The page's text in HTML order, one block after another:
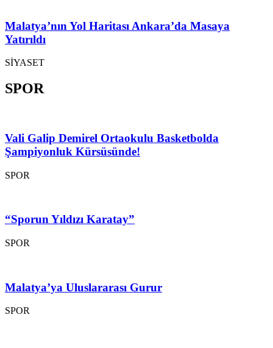
Malatya’nın Yol Haritası Ankara’da Masaya
Yatırıldı
SİYASET
SPOR
Vali Galip Demirel Ortaokulu Basketbolda
Şampiyonluk Kürsüsünde!
SPOR
“Sporun Yıldızı Karatay”
SPOR
Malatya’ya Uluslararası Gurur
SPOR